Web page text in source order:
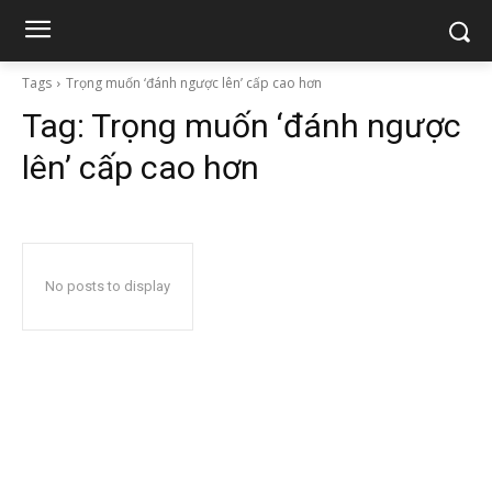
Tags Trọng muốn ‘đánh ngược lên’ cấp cao hơn
Tag: Trọng muốn ‘đánh ngược
lên’ cấp cao hơn
No posts to display